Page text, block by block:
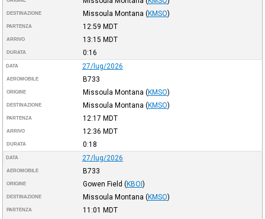
DESTINAZIONE Missoula Montana (KMSO)
PARTENZA 12:59 MDT
ARRIVO 13:15 MDT
DURATA 0:16
DATA 27/lug/2026
AEROMOBILE B733
ORIGINE Missoula Montana (KMSO)
DESTINAZIONE Missoula Montana (KMSO)
PARTENZA 12:17 MDT
ARRIVO 12:36 MDT
DURATA 0:18
DATA 27/lug/2026
AEROMOBILE B733
ORIGINE Gowen Field (KBOI)
DESTINAZIONE Missoula Montana (KMSO)
PARTENZA 11:01 MDT